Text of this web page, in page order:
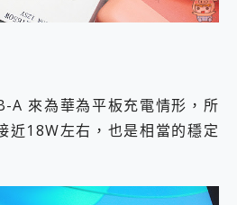
A 來為華為平板充電情形，所
近18W左右，也是相當的穩定